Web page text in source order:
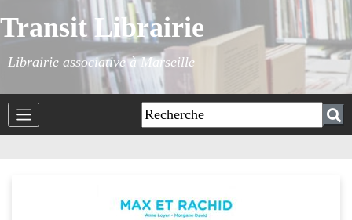
Transit Librairie
Librairie associative à Marseille